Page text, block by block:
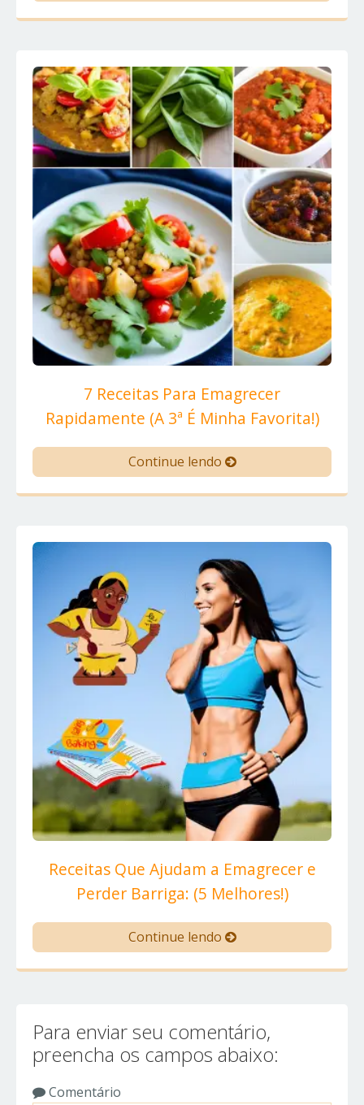
7 Receitas Para Emagrecer
Rapidamente (A 3ª É Minha Favorita!)
Continue lendo
Receitas Que Ajudam a Emagrecer e
Perder Barriga: (5 Melhores!)
Continue lendo
Para enviar seu comentário,
preencha os campos abaixo:
Comentário